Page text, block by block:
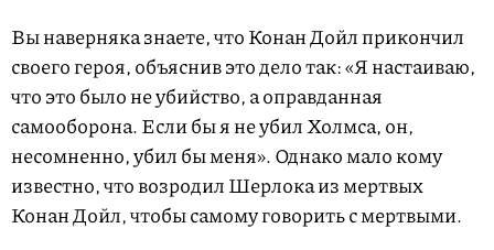
Вы наверняка знаете, что Конан Дойл прикончил
своего героя, объяснив это дело так: «Я настаиваю,
что это было не убийство, а оправданная
самооборона. Если бы я не убил Холмса, он,
несомненно, убил бы меня». Однако мало кому
известно, что возродил Шерлока из мертвых
Конан Дойл, чтобы самому говорить с мертвыми.